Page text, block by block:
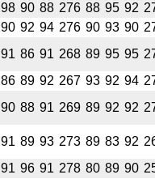
98 90 88 276 88 95 92
90 92 94 276 90 93 90
91 86 91 268 89 95 95
86 89 92 267 93 92 94
90 88 91 269 89 92 92
91 89 93 273 89 83 92
91 96 91 278 80 89 90